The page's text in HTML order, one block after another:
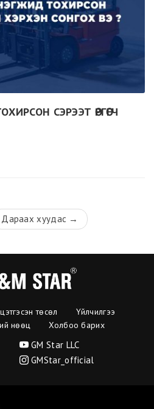
СЭРЭЭТ ӨРГӨГЧ
Дараах хуудас →
төсөл
Үйлчилгээ
нөөц Холбоо барих
GM Star LLC
GMStar_official